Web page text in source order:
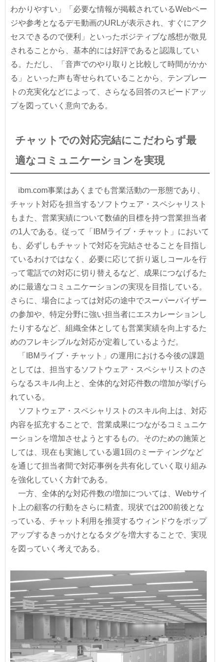
わかりやすい」「必要な情報が掲載されているWebペー
ジや参考となるデモ動画のURLが表示され、すぐにアク
セスできるので便利」といったポジティブな感想が散見
されることから、基本的には好評であると認識してい
る。ただし、「音声でのやり取りと比較して時間がかか
る」といった声も寄せられていることから、テンプレー
トの充実化などによって、さらなる回答のスピードアッ
プを図っていく意向である。
チャットでの対応完結にこだわらず最
適なコミュニケーションを実現
ibm.com事業はあくまでも営業活動の一形態であり、
チャット対応を担当するソフトウェア・スペシャリスト
もまた、営業実績について数値的目標を持つ営業担当者
の1人である。従って「IBMライブ・チャット」において
も、必ずしもチャットで対応を完結させることを目指し
ているわけではなく、必要に応じて折り返しコールを行
って電話での対応に切り替えるなど、成果につなげるた
めに最適なコミュニケーションの実現を目指している。
さらに、場合によっては対応の途中でスーパーバイザー
の参加や、特定分野に強い担当者にエスカレーションし
たりするなど、組織全体としても営業実績を向上するた
めのフレキシブルな対応が定着しているようだ。
「IBMライブ・チャット」の運用における今後の課題
としては、担当するソフトウェア・スペシャリストのさ
らなるスキル向上と、全体的な対応件数の増加が挙げら
れている。
ソフトウェア・スペシャリストのスキル向上は、対応
内容を拡充することで、営業成果につながるコミュニケ
ーションを増加させようとするもの。そのための施策と
しては、現在も実施している週1回のミーティングなど
を通じて担当者間で対応事例を共有化していく取り組み
を強化していく方針である。
一方、全体的な対応件数の増加については、Webサイ
ト上の顧客の行動をさらに精査。現状では200前後とな
っている、チャット利用を推奨するウィンドウをポップ
アップするきっかけとなるタグを増大することで、実現
を図っていく考えである。